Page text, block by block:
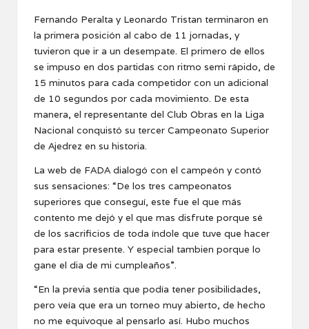
Fernando Peralta y Leonardo Tristan terminaron en
la primera posición al cabo de 11 jornadas, y
tuvieron que ir a un desempate. El primero de ellos
se impuso en dos partidas con ritmo semi rápido, de
15 minutos para cada competidor con un adicional
de 10 segundos por cada movimiento. De esta
manera, el representante del Club Obras en la Liga
Nacional conquistó su tercer Campeonato Superior
de Ajedrez en su historia.
La web de FADA dialogó con el campeón y contó
sus sensaciones: “De los tres campeonatos
superiores que conseguí, este fue el que más
contento me dejó y el que mas disfrute porque sé
de los sacrificios de toda índole que tuve que hacer
para estar presente. Y especial tambien porque lo
gane el dia de mi cumpleaños”.
“En la previa sentía que podía tener posibilidades,
pero veía que era un torneo muy abierto, de hecho
no me equivoque al pensarlo así. Hubo muchos